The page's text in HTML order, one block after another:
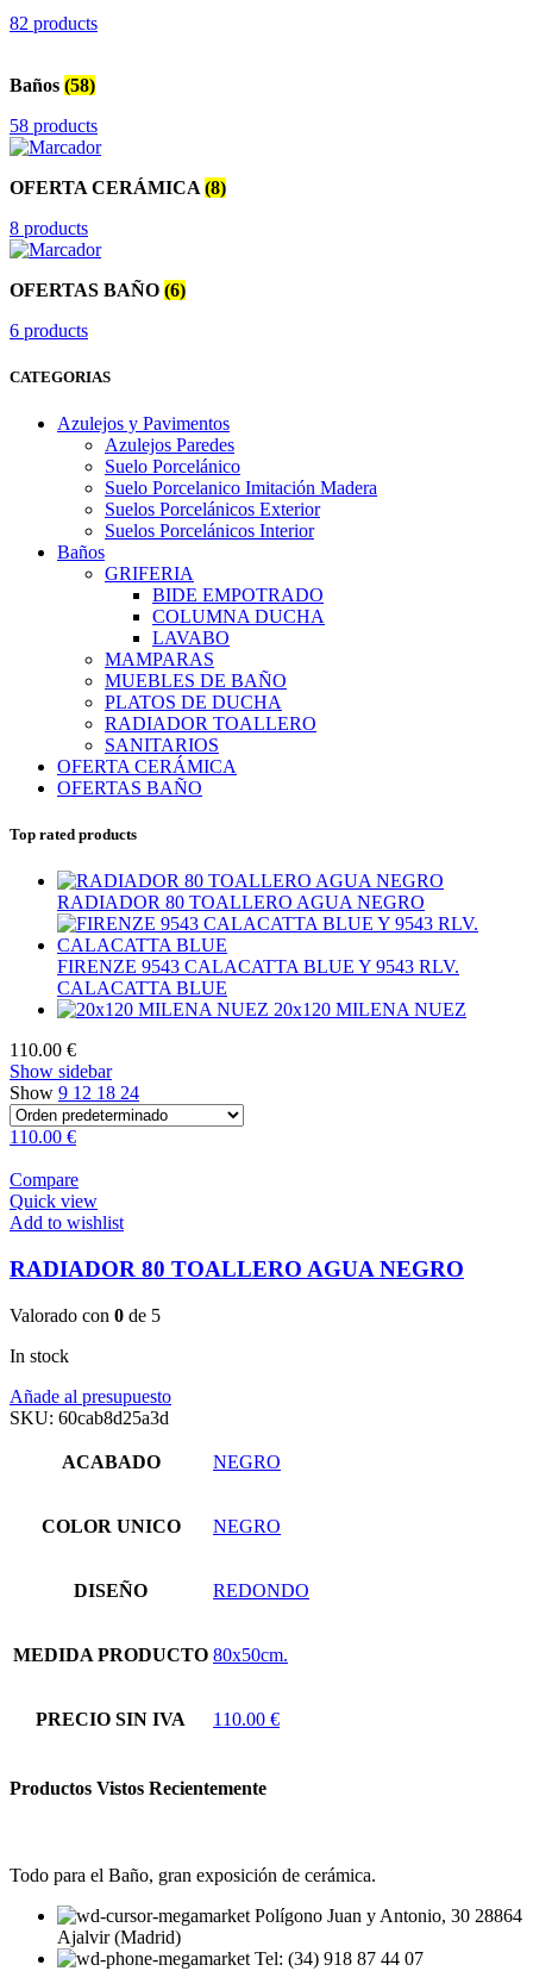
82 products
Baños (58)
58 products
OFERTA CERÁMICA (8)
8 products
OFERTAS BAÑO (6)
6 products
CATEGORIAS
Azulejos y Pavimentos
Azulejos Paredes
Suelo Porcelánico
Suelo Porcelanico Imitación Madera
Suelos Porcelánicos Exterior
Suelos Porcelánicos Interior
Baños
GRIFERIA
BIDE EMPOTRADO
COLUMNA DUCHA
LAVABO
MAMPARAS
MUEBLES DE BAÑO
PLATOS DE DUCHA
RADIADOR TOALLERO
SANITARIOS
OFERTA CERÁMICA
OFERTAS BAÑO
Top rated products
RADIADOR 80 TOALLERO AGUA NEGRO
FIRENZE 9543 CALACATTA BLUE Y 9543 RLV.
CALACATTA BLUE
20x120 MILENA NUEZ
110.00 €
Show sidebar
Show 9 12 18 24
110.00 €
Compare
Quick view
Add to wishlist
RADIADOR 80 TOALLERO AGUA NEGRO
Valorado con 0 de 5
In stock
Añade al presupuesto
SKU: 60cab8d25a3d
ACABADO NEGRO
COLOR UNICO NEGRO
DISEÑO REDONDO
MEDIDA PRODUCTO 80x50cm.
PRECIO SIN IVA 110.00 €
Productos Vistos Recientemente
Todo para el Baño, gran exposición de cerámica.
Polígono Juan y Antonio, 30 28864
Ajalvir (Madrid)
Tel: (34) 918 87 44 07